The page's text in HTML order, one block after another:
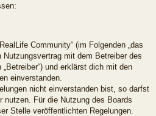
Community“ (im Folgenden „das
Nutzungsvertrag mit dem Betreiber des
und erklärst dich mit den
einverstanden.
nicht einverstanden bist, so darfst
nutzen. Für die Nutzung des Boards
Stelle veröffentlichten Regelungen.